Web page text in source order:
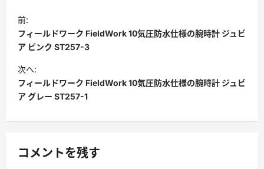
ポ
ス
ト
ナ
ビ
ゲ
ー
ョ
前:
フィールドワーク FieldWork 10気圧防水仕様の腕時計 ジュビ
ア ピンク ST257-3
次へ:
フィールドワーク FieldWork 10気圧防水仕様の腕時計 ジュビ
ア グレー ST257-1
コメントを残す